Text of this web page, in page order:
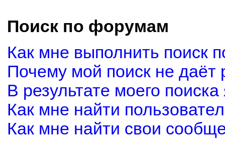
Поиск по форумам
Как мне выполнить поиск
Почему мой поиск не даёт
В результате моего
Как мне найти
Как мне найти свои